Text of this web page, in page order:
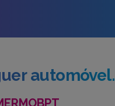
automóvel.